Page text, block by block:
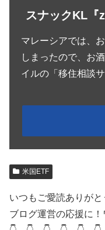
スナックKL『
マレーシアでは、
しまったので、お
イルの「移住相談
米国ETF
いつもご愛読ありがと
ブログ運営の応援に